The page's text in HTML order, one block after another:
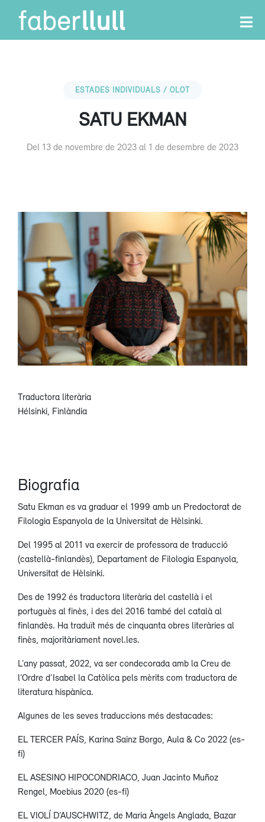
ESTADES INDIVIDUALS / OLOT
SATU EKMAN
Del 13 de novembre de 2023 al 1 de desembre de 2023
Traductora literària
Hélsinki, Finlàndia
Biografia
Satu Ekman es va graduar el 1999 amb un Predoctorat de
Filologia Espanyola de la Universitat de Hèlsinki.
Del 1995 al 2011 va exercir de professora de traducció
(castellà-finlandès), Departament de Filologia Espanyola,
Universitat de Hèlsinki.
Des de 1992 és traductora literària del castellà i el
portuguès al finès, i des del 2016 també del català al
finlandès. Ha traduït més de cinquanta obres literàries al
finès, majoritàriament novel.les.
L’any passat, 2022, va ser condecorada amb la Creu de
l’Ordre d’Isabel la Catòlica pels mèrits com traductora de
literatura hispànica.
Algunes de les seves traduccions més destacades:
EL TERCER PAÍS, Karina Sainz Borgo, Aula & Co 2022 (es-
fi)
EL ASESINO HIPOCONDRIACO, Juan Jacinto Muñoz
Rengel, Moebius 2020 (es-fi)
EL VIOLÍ D’AUSCHWITZ, de Maria Àngels Anglada, Bazar